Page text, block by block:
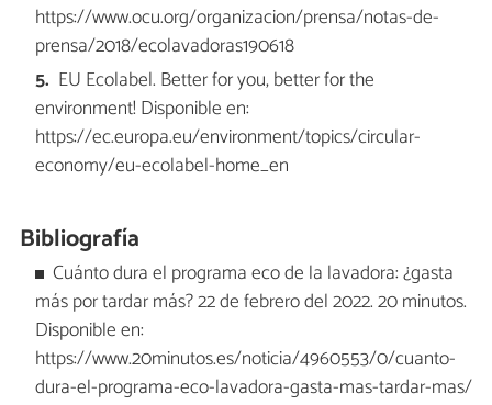
https://www.ocu.org/organizacion/prensa/notas-de-
prensa/2018/ecolavadoras190618
EU Ecolabel. Better for you, better for the
environment! Disponible en:
https://ec.europa.eu/environment/topics/circular-
economy/eu-ecolabel-home_en
Bibliografía
Cuánto dura el programa eco de la lavadora: ¿gasta
más por tardar más? 22 de febrero del 2022. 20 minutos.
Disponible en:
https://www.20minutos.es/noticia/4960553/0/cuanto-
dura-el-programa-eco-lavadora-gasta-mas-tardar-mas/